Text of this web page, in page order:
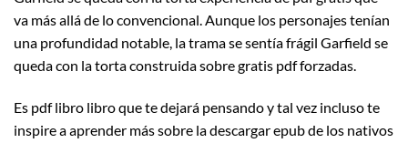
va más allá de lo convencional. Aunque los personajes tenían
una profundidad notable, la trama se sentía frágil Garfield se
queda con la torta construida sobre gratis pdf forzadas.
Es pdf libro libro que te dejará pensando y tal vez incluso te
inspire a aprender más sobre la descargar epub de los nativos